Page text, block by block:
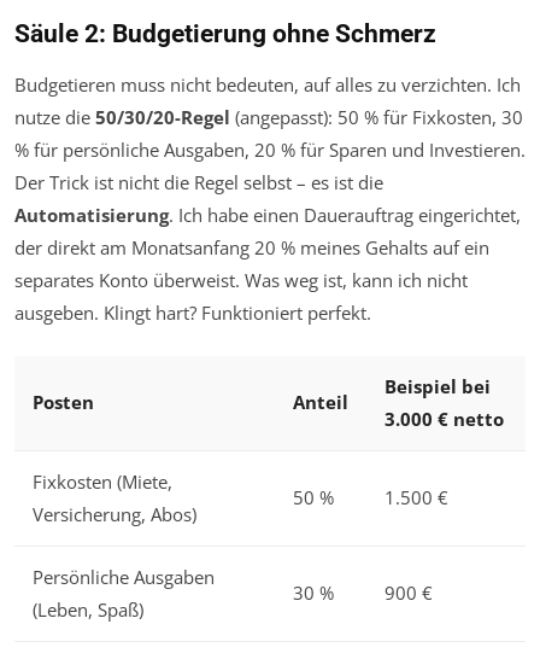
Säule 2: Budgetierung ohne Schmerz
Budgetieren muss nicht bedeuten, auf alles zu verzichten. Ich
nutze die 50/30/20-Regel (angepasst): 50 % für Fixkosten, 30
% für persönliche Ausgaben, 20 % für Sparen und Investieren.
Der Trick ist nicht die Regel selbst – es ist die
Automatisierung. Ich habe einen Dauerauftrag eingerichtet,
der direkt am Monatsanfang 20 % meines Gehalts auf ein
separates Konto überweist. Was weg ist, kann ich nicht
ausgeben. Klingt hart? Funktioniert perfekt.
Posten Anteil
Beispiel bei
3.000 € netto
Fixkosten (Miete,
Versicherung, Abos)
50 % 1.500 €
Persönliche Ausgaben
(Leben, Spaß)
30 % 900 €